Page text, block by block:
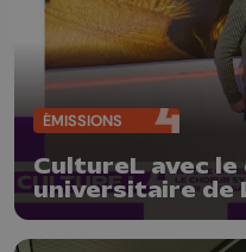
ÉMISSIONS
CultureL avec le
universitaire de
saisons" de